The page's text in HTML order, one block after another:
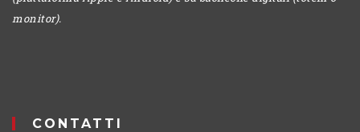
monitor).
CONTATTI